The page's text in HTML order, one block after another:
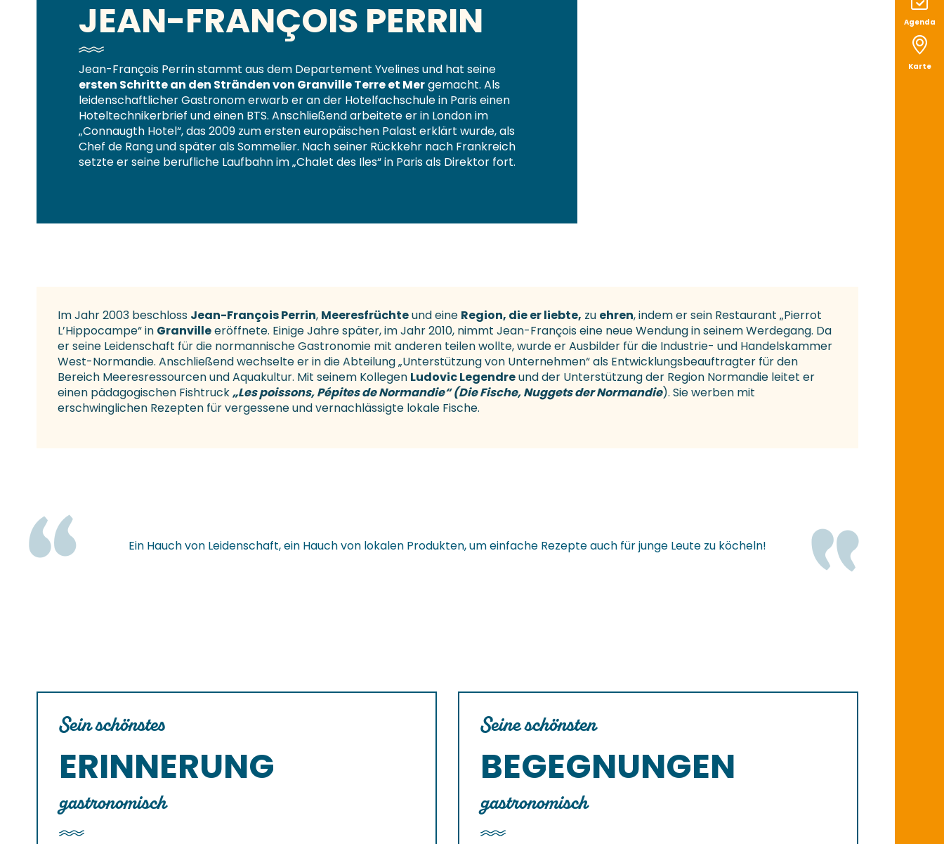
Agenda
Karte
JEAN-FRANÇOIS PERRIN
Jean-François Perrin stammt aus dem Departement Yvelines und hat seine
ersten Schritte an den Stränden von Granville Terre et Mergemacht. Als
leidenschaftlicher Gastronom erwarb er an der Hotelfachschule in Paris einen
Hoteltechnikerbrief und einen BTS. Anschließend arbeitete er in London im
„Connaugth Hotel“, das 2009 zum ersten europäischen Palast erklärt wurde, als
Chef de Rang und später als Sommelier. Nach seiner Rückkehr nach Frankreich
setzte er seine berufliche Laufbahn im „Chalet des Iles“ in Paris als Direktor fort.
Im Jahr 2003 beschloss Jean-François Perrin, Meeresfrüchteund eine Region, die er liebte, zu ehren, indem er sein Restaurant „Pierrot
L’Hippocampe“ in Granvilleeröffnete. Einige Jahre später, im Jahr 2010, nimmt Jean-François eine neue Wendung in seinem Werdegang. Da
er seine Leidenschaft für die normannische Gastronomie mit anderen teilen wollte, wurde er Ausbilder für die Industrie- und Handelskammer
West-Normandie. Anschließend wechselte er in die Abteilung „Unterstützung von Unternehmen“ als Entwicklungsbeauftragter für den
Bereich Meeresressourcen und Aquakultur. Mit seinem Kollegen Ludovic Legendreund der Unterstützung der Region Normandie leitet er
einen pädagogischen Fishtruck„Les poissons, Pépites de Normandie“ (Die Fische, Nuggets der Normandie). Sie werben mit
erschwinglichen Rezepten für vergessene und vernachlässigte lokale Fische.
Ein Hauch von Leidenschaft, ein Hauch von lokalen Produkten, um einfache Rezepte auch für junge Leute zu köcheln!
Sein schönstes
ERINNERUNG
gastronomisch
Seine schönsten
BEGEGNUNGEN
gastronomisch